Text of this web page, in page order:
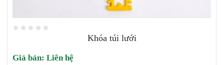
Khóa túi lưới
Giá bán: Liên hệ